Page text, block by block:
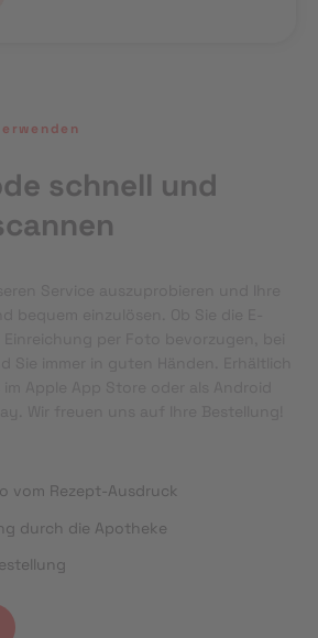
schnell und
vom Rezept-Ausdruck
durch die Apotheke